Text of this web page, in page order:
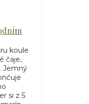
koule
čaje,
Jemný
si z 5